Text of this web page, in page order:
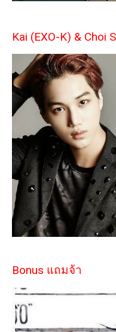
Kai (EXO-K) & Choi
Bonus แถมจ้า